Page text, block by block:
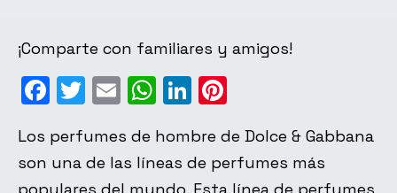
¡Comparte con familiares y amigos!
Facebook
Twitter
EmailWhatsApp
LinkedIn
Los perfumes de hombre de Dolce & Gabbana
son una de las líneas de perfumes más